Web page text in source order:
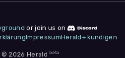
unter "
or join us on
ImpressumHerald+ kündigen
2026 Herald beta